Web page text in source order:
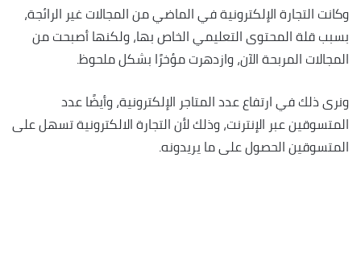
وكانت التجارة الإلكترونية في الماضي من المجالات غير الرائجة،
بسبب قلة المحتوى التعليمي الخاص بها، ولكنها أصبحت من
المجالات المربحة الآن، وازدهرت مؤخرًا بشكل ملحوظ.
ونرى ذلك في ارتفاع عدد المتاجر الإلكترونية، وأيضًا عدد
المتسوقين عبر الإنترنت، وذلك لأن التجارة الالكترونية تسهل على
المتسوقين الحصول على ما يريدونه.